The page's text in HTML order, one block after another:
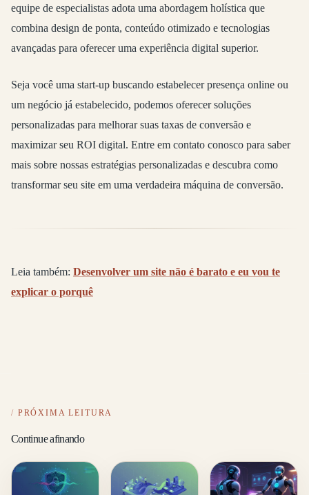
equipe de especialistas adota uma abordagem holística que
combina design de ponta, conteúdo otimizado e tecnologias
avançadas para oferecer uma experiência digital superior.
Seja você uma start-up buscando estabelecer presença online ou
um negócio já estabelecido, podemos oferecer soluções
personalizadas para melhorar suas taxas de conversão e
maximizar seu ROI digital. Entre em contato conosco para saber
mais sobre nossas estratégias personalizadas e descubra como
transformar seu site em uma verdadeira máquina de conversão.
Leia também: Desenvolver um site não é barato e eu vou te
explicar o porquê
PRÓXIMA LEITURA
Continue afinando